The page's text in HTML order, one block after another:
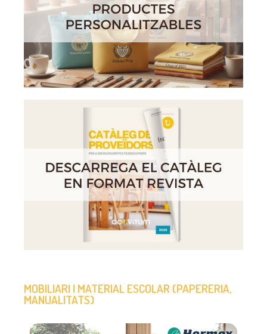
MOBILIARI I MATERIAL ESCOLAR (PAPERERIA,
MANUALITATS)